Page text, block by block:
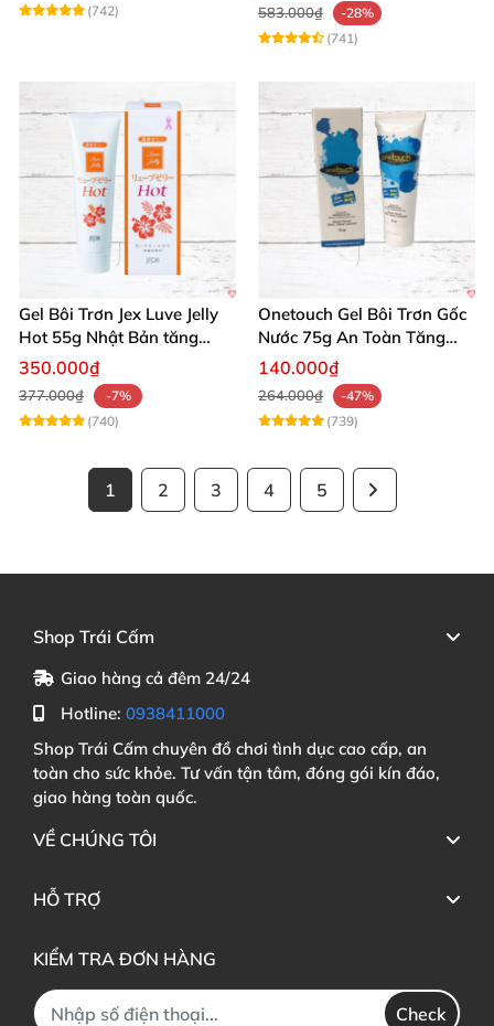
(742) 583.000₫
-28%
(741)
Gel Bôi Trơn Jex Luve Jelly
Hot 55g Nhật Bản tăng
khoái cảm nữ dễ sử dụng
350.000₫
377.000₫
-7%
(740)
Onetouch Gel Bôi Trơn Gốc
Nước 75g An Toàn Tăng
Khoái Cảm
140.000₫
264.000₫
-47%
(739)
1 2 3 4 5
Shop Trái Cấm
Giao hàng cả đêm 24/24
Hotline: 0938411000
Shop Trái Cấm chuyên đồ chơi tình dục cao cấp, an
toàn cho sức khỏe. Tư vấn tận tâm, đóng gói kín đáo,
giao hàng toàn quốc.
VỀ CHÚNG TÔI
HỖ TRỢ
KIỂM TRA ĐƠN HÀNG
Check